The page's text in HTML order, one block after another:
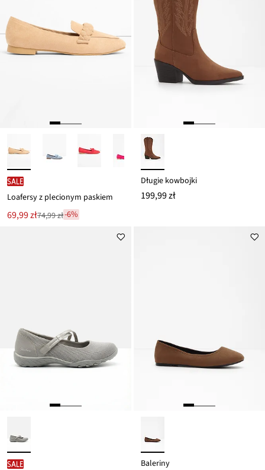
SALE
Loafersy z plecionym paskiem
Nowa
cena
69,99 zł
Przeceniono
74,99 zł-6%
Długie kowbojki
199,99 zł
SALE Baleriny